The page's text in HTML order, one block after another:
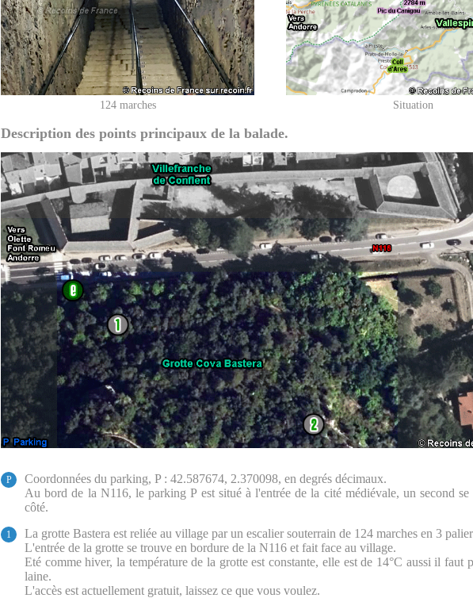
124 marches Situation
Description des points principaux de la balade.
P
Coordonnées du parking, P : 42.587674, 2.370098, en degrés décimaux.
Au bord de la N116, le parking P est situé à l'entrée de la cité médiévale, un second
côté.
1
La grotte Bastera est reliée au village par un escalier souterrain de 124 marches en 3
L'entrée de la grotte se trouve en bordure de la N116 et fait face au village.
Eté comme hiver, la température de la grotte est constante, elle est de 14°C aussi il faut
laine.
L'accès est actuellement gratuit, laissez ce que vous voulez.